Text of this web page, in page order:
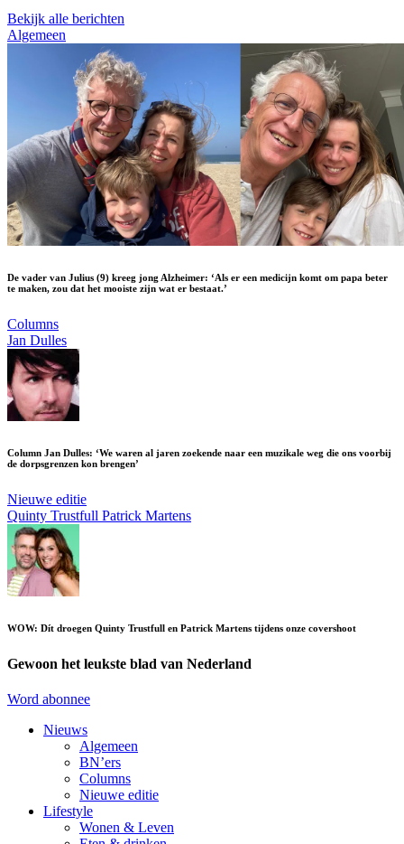
Bekijk alle berichten
Algemeen
De vader van Julius (9) kreeg jong Alzheimer: ‘Als er een medicijn komt om papa beter
te maken, zou dat het mooiste zijn wat er bestaat.’
Columns
Jan Dulles
Column Jan Dulles: ‘We waren al jaren zoekende naar een muzikale weg die ons voorbij
de dorpsgrenzen kon brengen’
Nieuwe editie
Quinty Trustfull Patrick Martens
WOW: Dít droegen Quinty Trustfull en Patrick Martens tijdens onze covershoot
Gewoon het leukste blad van Nederland
Word abonnee
Nieuws
Algemeen
BN’ers
Columns
Nieuwe editie
Lifestyle
Wonen & Leven